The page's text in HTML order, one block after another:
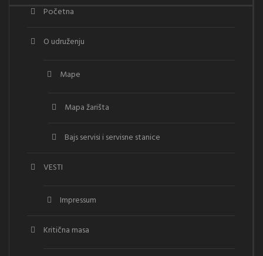
Početna
O udruženju
Mape
Mapa žarišta
Bajs servisi i servisne stanice
VESTI
Impressum
Kritična masa